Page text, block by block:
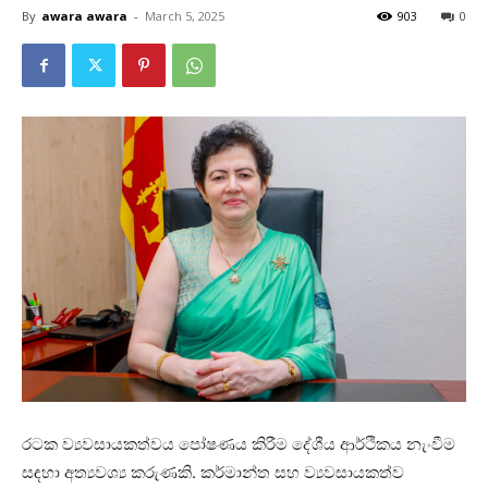
By awara awara - March 5, 2025 0
903
රටක ව්‍යවසායකත්වය පෝෂණය කිරීම දේශීය ආර්ථිකය නැංවීම
සඳහා අත්‍යවශ්‍ය කරුණකි. කර්මාන්ත සහ ව්‍යවසායකත්ව